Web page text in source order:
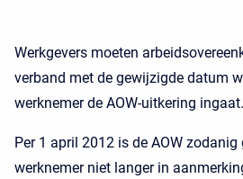
Werkgevers moeten
verband met de gewijzigde datum
werknemer de AOW-uitkering ingaat.
Per 1 april 2012 is de AOW
werknemer niet langer in